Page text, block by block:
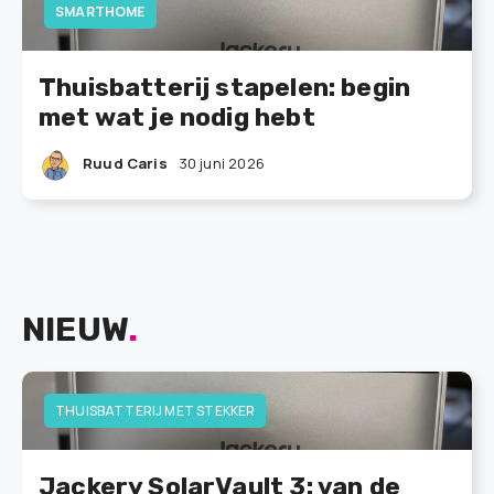
SMARTHOME
Thuisbatterij stapelen: begin
met wat je nodig hebt
Ruud Caris 30 juni 2026
NIEUW.
THUISBATTERIJ MET STEKKER
Jackery SolarVault 3: van de